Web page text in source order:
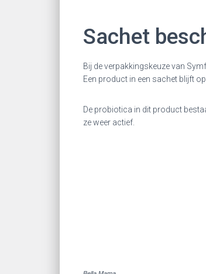
Sachet
Bij de verpakkingskeuze van
Een product in een sachet blijft
De probiotica in dit product
ze weer actief.